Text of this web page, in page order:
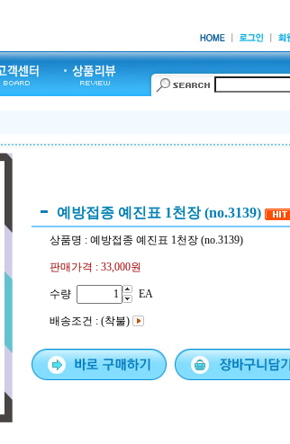
예방접종 예진표 1천장 (no.3139)
상품명 : 예방접종 예진표 1천장 (no.3139)
판매가격 : 33,000원
수량 EA
배송조건 : (착불)